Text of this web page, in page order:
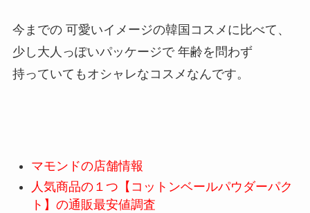
今までの 可愛いイメージの韓国コスメに比べて、
少し大人っぽいパッケージで 年齢を問わず
持っていてもオシャレなコスメなんです。
マモンドの店舗情報
人気商品の１つ【コットンベールパウダーパク
ト】の通販最安値調査